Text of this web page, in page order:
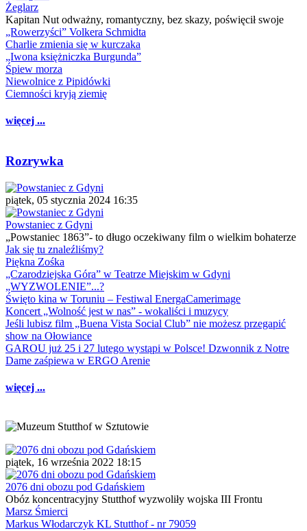
Żeglarz
Kapitan Nut odważny, romantyczny, bez skazy, poświęcił swoje
„Rowerzyści” Volkera Schmidta
Charlie zmienia się w kurczaka
„Iwona księżniczka Burgunda”
Śpiew morza
Niewolnice z Pipidówki
Ciemności kryją ziemię
więcej ...
Rozrywka
piątek, 05 stycznia 2024 16:35
Powstaniec z Gdyni
„Powstaniec 1863”- to długo oczekiwany film o wielkim bohaterze
Jak się tu znaleźliśmy?
Piękna Zośka
„Czarodziejska Góra” w Teatrze Miejskim w Gdyni
„WYZWOLENIE”...?
Święto kina w Toruniu – Festiwal EnergaCamerimage
Koncert „Wolność jest w nas” - wokaliści i muzycy
Jeśli lubisz film „Buena Vista Social Club” nie możesz przegapić
show na Ołowiance
GAROU już 25 i 27 lutego wystąpi w Polsce! Dzwonnik z Notre
Dame zaśpiewa w ERGO Arenie
więcej ...
piątek, 16 września 2022 18:15
2076 dni obozu pod Gdańskiem
Obóz koncentracyjny Stutthof wyzwoliły wojska III Frontu
Marsz Śmierci
Markus Włodarczyk KL Stutthof - nr 79059